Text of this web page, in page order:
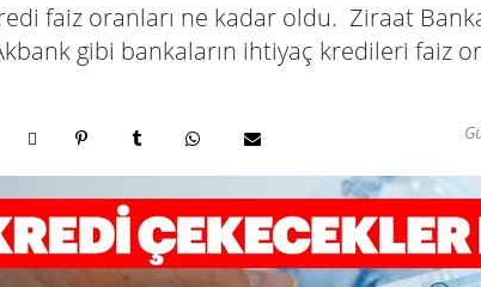
faiz oranları ne kadar oldu. Ziraat
gibi bankaların ihtiyaç kredileri faiz